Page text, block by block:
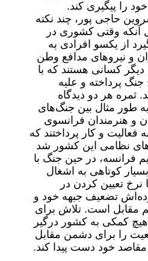
را پیگیری کند.
حاجی پور، چند نکته
آنکه وقتی کشوری در
از یکسو افرادی به
و نیروهای مدافع وطن
دیگر کسانی هستند که با
جنگ پرداخته و علیه
ثمره هر دو دیدگاه
طور مثال بین جنگ‌های
و هنرمندان فرانسوی
و کار پرداختند که
نظامی این کشور شد
فرانسه، در حین جنگ با
کوتاهی به اشغال
نرخ تعیین کردن در
تضعیف جبهه خود و
مقابل است. تلاش برای
کمکی به کشور درگیر
را برای دشمن مقابل
مقاصد خود دست پیدا کند.